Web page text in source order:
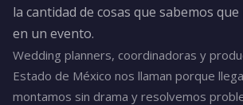
la cantidad de cosas que sabemos
en un evento.
Wedding planners, coordinadoras y
Estado de México nos llaman porque
montamos sin drama y resolvemos